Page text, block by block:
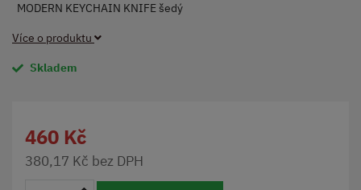
MODERN KEYCHAIN KNIFE šedý
Více o produktu
Skladem
460 Kč
380,17 Kč bez DPH